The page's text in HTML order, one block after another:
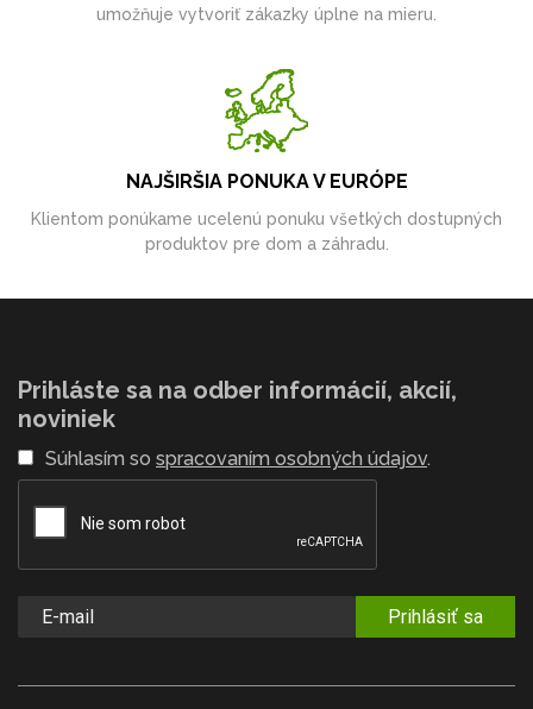
umožňuje vytvoriť zákazky úplne na mieru.
NAJŠIRŠIA PONUKA V EURÓPE
Klientom ponúkame ucelenú ponuku všetkých dostupných
produktov pre dom a záhradu.
Prihláste sa na odber informácií, akcií,
noviniek
Súhlasím so spracovaním osobných údajov.
Prihlásiť sa